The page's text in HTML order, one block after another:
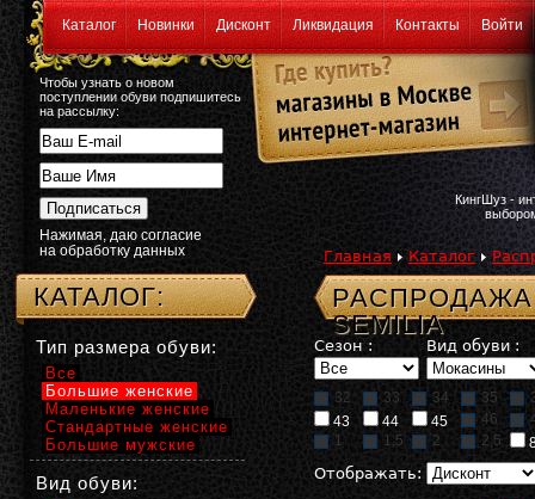
Каталог Новинки Дисконт Ликвидация Контакты Войти
Чтобы узнать о новом
поступлении обуви подпишитесь
на рассылку:
Нажимая, даю согласие
на обработку данных
КингШуз -
Главная Каталог
SEMILIA
Сезон : Вид обуви :
32 33 34 35
43
44 45 46
1
1,5 2 2,5
Отображать:
КАТАЛОГ:
Тип размера обуви:
Все
Большие женские
Маленькие женские
Стандартные женские
Большие мужские
Вид обуви: